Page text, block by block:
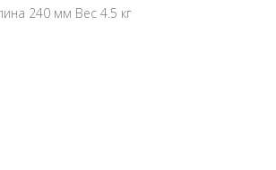
240 мм Вес 4.5 кг